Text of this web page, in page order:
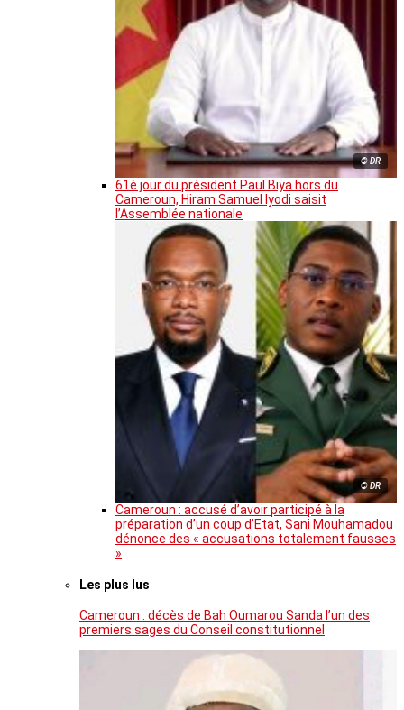
© DR
61è jour du président Paul Biya hors du
Cameroun, Hiram Samuel Iyodi saisit
l’Assemblée nationale
© DR
Cameroun : accusé d’avoir participé à la
préparation d’un coup d’Etat, Sani Mouhamadou
dénonce des « accusations totalement fausses
»
Les plus lus
Cameroun : décès de Bah Oumarou Sanda l’un des
premiers sages du Conseil constitutionnel